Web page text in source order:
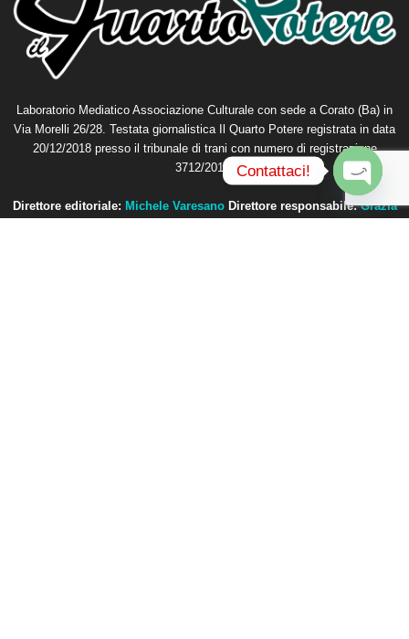
Laboratorio Mediatico Associazione Culturale con sede a Corato (Ba) in
Via Morelli 26/28. Testata giornalistica Il Quarto Potere registrata in data
20/12/2018 presso il tribunale di trani con numero di registrazione
3712/2018.
Direttore editoriale: Michele Varesano Direttore responsabile:Grazia
Contattaci!
O